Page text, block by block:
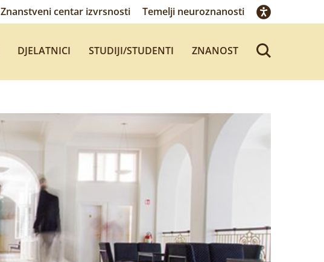
Znanstveni centar izvrsnosti Temelji neuroznanosti
DJELATNICI STUDIJI/STUDENTI ZNANOST